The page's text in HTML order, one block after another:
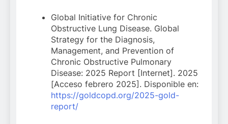
Global Initiative for Chronic
Obstructive Lung Disease. Global
Strategy for the Diagnosis,
Management, and Prevention of
Chronic Obstructive Pulmonary
Disease: 2025 Report [Internet]. 2025
[Acceso febrero 2025]. Disponible en:
https://goldcopd.org/2025-gold-
report/